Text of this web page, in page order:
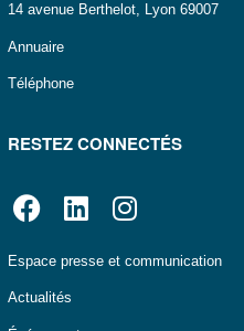
14 avenue Berthelot, Lyon 69007
Annuaire
Téléphone
RESTEZ CONNECTÉS
Espace presse et communication
Actualités